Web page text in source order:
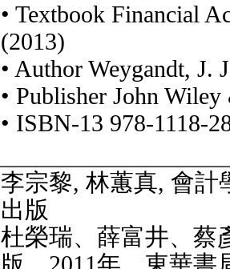
• Textbook Financial
(2013)
• Author Weygandt,
• Publisher John
• ISBN-13 978-1118-
李宗黎, 林蕙真, 會計
出版
杜榮瑞、薛富井、蔡